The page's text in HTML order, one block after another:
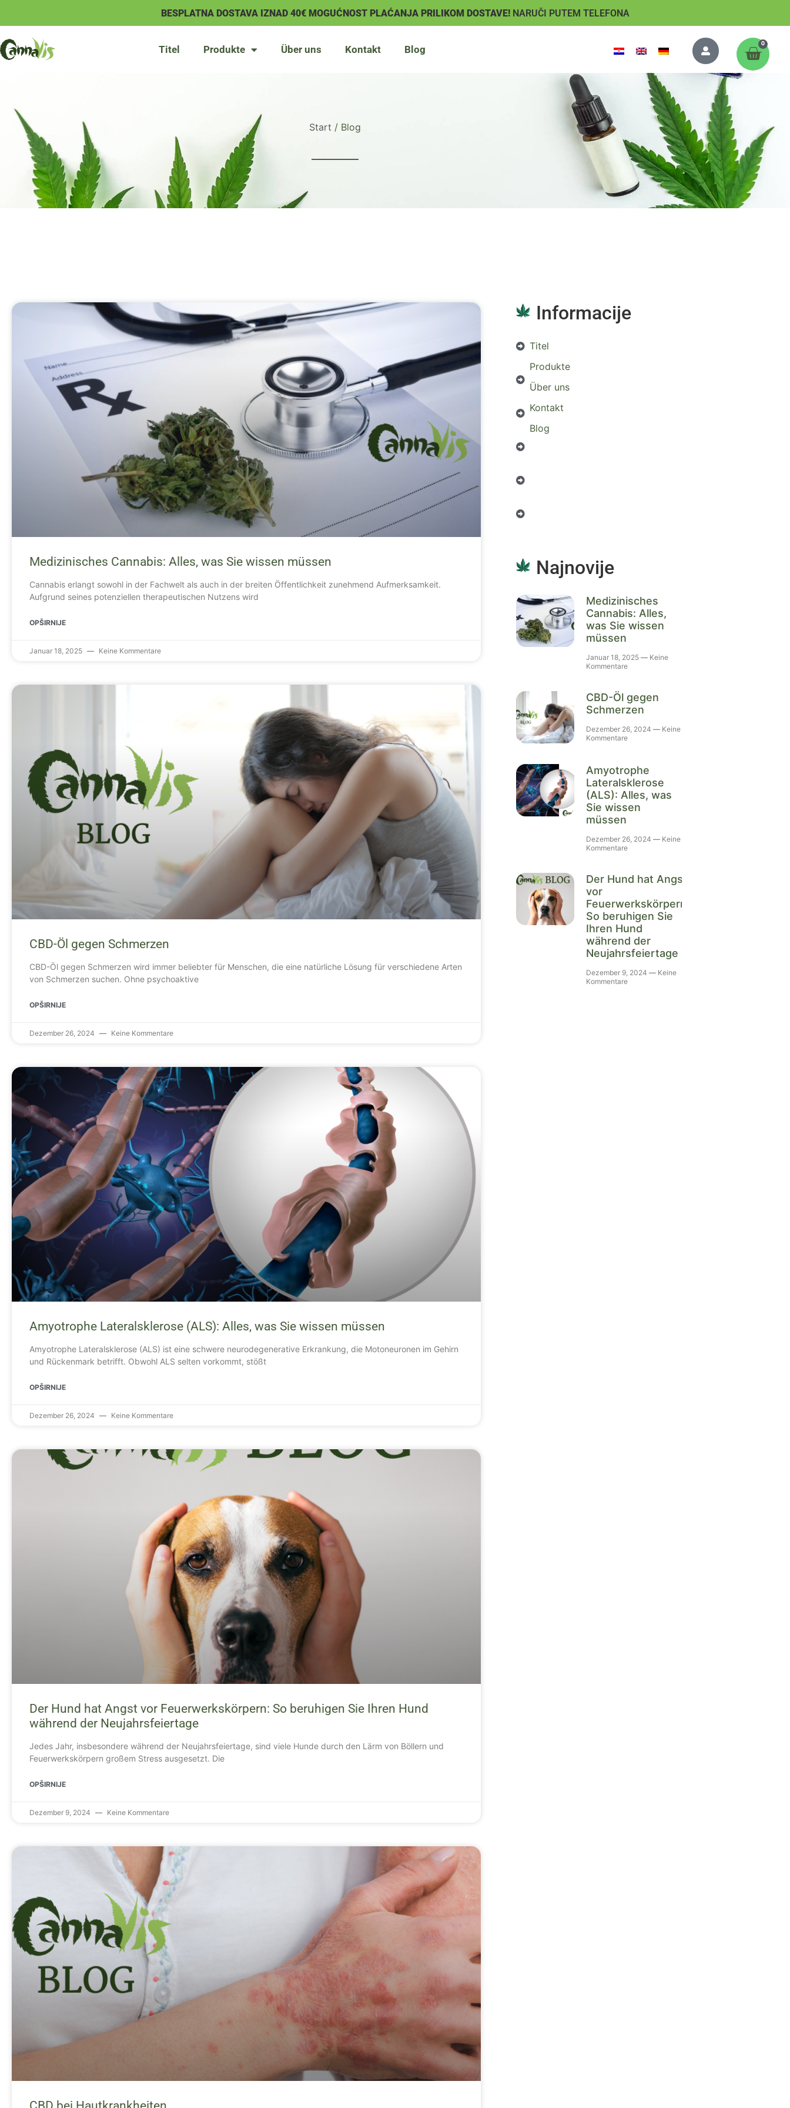
BESPLATNA DOSTAVA IZNAD 40€ MOGUĆNOST PLAĆANJA PRILIKOM DOSTAVE!NARUČI PUTEM TELEFONA
Titel Produkte Über uns Kontakt Blog 0
Start / Blog
Medizinisches Cannabis: Alles, was Sie wissen müssen
Cannabis erlangt sowohl in der Fachwelt als auch in der breiten Öffentlichkeit zunehmend Aufmerksamkeit.
Aufgrund seines potenziellen therapeutischen Nutzens wird
OPŠIRNIJE
Januar 18, 2025 Keine Kommentare
CBD-Öl gegen Schmerzen
CBD-Öl gegen Schmerzen wird immer beliebter für Menschen, die eine natürliche Lösung für verschiedene Arten
von Schmerzen suchen. Ohne psychoaktive
OPŠIRNIJE
Dezember 26, 2024 Keine Kommentare
Amyotrophe Lateralsklerose (ALS): Alles, was Sie wissen müssen
Amyotrophe Lateralsklerose (ALS) ist eine schwere neurodegenerative Erkrankung, die Motoneuronen im Gehirn
und Rückenmark betrifft. Obwohl ALS selten vorkommt, stößt
OPŠIRNIJE
Dezember 26, 2024 Keine Kommentare
Der Hund hat Angst vor Feuerwerkskörpern: So beruhigen Sie Ihren Hund
während der Neujahrsfeiertage
Jedes Jahr, insbesondere während der Neujahrsfeiertage, sind viele Hunde durch den Lärm von Böllern und
Feuerwerkskörpern großem Stress ausgesetzt. Die
OPŠIRNIJE
Dezember 9, 2024 Keine Kommentare
Informacije
Titel
Produkte
Über uns
Kontakt
Blog
Najnovije
Medizinisches
Cannabis: Alles,
was Sie wissen
müssen
Januar 18, 2025
Keine
Kommentare
CBD-Öl gegen
Schmerzen
Dezember 26, 2024
Keine
Kommentare
Amyotrophe
Lateralsklerose
(ALS): Alles, was
Sie wissen
müssen
Dezember 26, 2024
Keine
Kommentare
Der Hund hat Angst
vor
Feuerwerkskörpern:
So beruhigen Sie
Ihren Hund
während der
Neujahrsfeiertage
Dezember 9, 2024
Keine
Kommentare